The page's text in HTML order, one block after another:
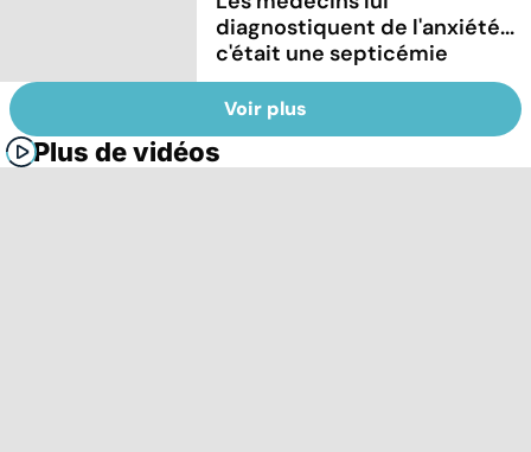
diagnostiquent de l'anxiété...
c'était une septicémie
Voir plus
Plus de vidéos